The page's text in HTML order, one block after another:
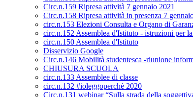
Circ.n.159 Ripresa attività 7 gennaio 2021
Circ.n.158 Ripresa attività in presenza 7
circ.n.153 Elezioni Consulta e Organo di
circ.n.152 Assemblea d'Istituto - istruzioni per
circ.n.150 Assemblea d'Istituto
Disservizio Google
Circ.n.146 Mobilità studentesca -riunione
CHIUSURA SCUOLA
circ.n.133 Assemblee di classe
circ.n.132 #ioleggoperchè 2020
Circ.n.131 webinar “Sulla strada della